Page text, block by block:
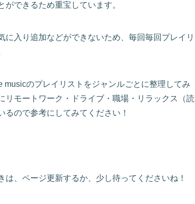
できるため重宝しています。
に入り追加などができないため、毎回毎回プレイリ
のプレイリストをジャンルごとに整理してみ
リモートワーク・ドライブ・職場・リラックス（読
ので参考にしてみてください！
、ページ更新するか、少し待ってくださいね！